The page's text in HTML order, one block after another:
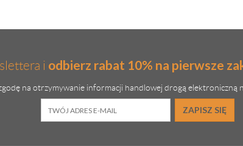
i odbierz rabat 10% na pierwsze
na otrzymywanie informacji handlowej drogą elektroniczną
ZAPISZ SIĘ